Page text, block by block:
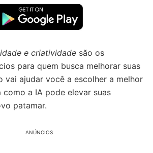
e criatividade são os
para quem busca melhorar suas
vai ajudar você a escolher a melhor
como a IA pode elevar suas
patamar.
ANÚNCIOS